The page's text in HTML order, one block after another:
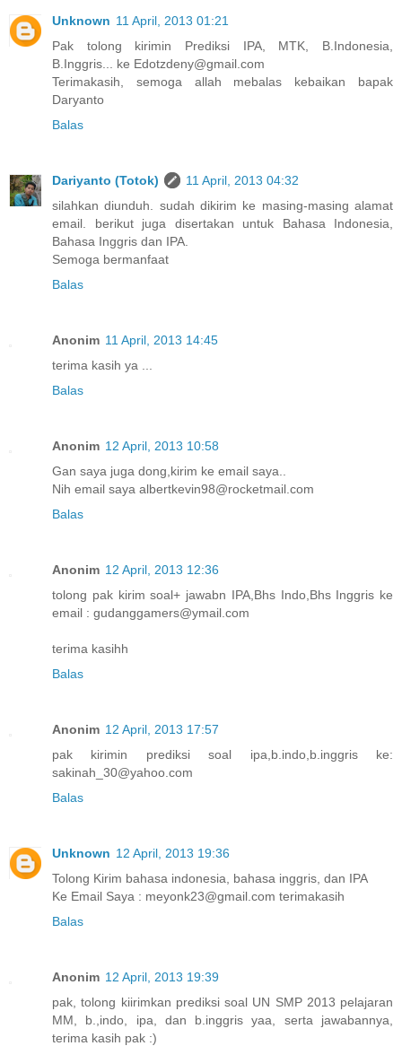
Unknown 11 April, 2013 01:21
Pak tolong kirimin Prediksi IPA, MTK, B.Indonesia,
B.Inggris... ke Edotzdeny@gmail.com
Terimakasih, semoga allah mebalas kebaikan bapak
Daryanto
Balas
Dariyanto (Totok)
11 April, 2013 04:32
silahkan diunduh. sudah dikirim ke masing-masing alamat
email. berikut juga disertakan untuk Bahasa Indonesia,
Bahasa Inggris dan IPA.
Semoga bermanfaat
Balas
Anonim 11 April, 2013 14:45
terima kasih ya ...
Balas
Anonim 12 April, 2013 10:58
Gan saya juga dong,kirim ke email saya..
Nih email saya albertkevin98@rocketmail.com
Balas
Anonim 12 April, 2013 12:36
tolong pak kirim soal+ jawabn IPA,Bhs Indo,Bhs Inggris ke
email : gudanggamers@ymail.com
terima kasihh
Balas
Anonim 12 April, 2013 17:57
pak kirimin prediksi soal ipa,b.indo,b.inggris ke:
sakinah_30@yahoo.com
Balas
Unknown 12 April, 2013 19:36
Tolong Kirim bahasa indonesia, bahasa inggris, dan IPA
Ke Email Saya : meyonk23@gmail.com terimakasih
Balas
Anonim 12 April, 2013 19:39
pak, tolong kiirimkan prediksi soal UN SMP 2013 pelajaran
MM, b.,indo, ipa, dan b.inggris yaa, serta jawabannya,
terima kasih pak :)